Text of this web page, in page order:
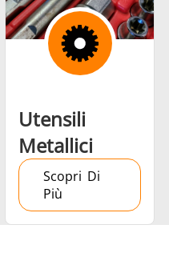
Utensili
Metallici
Scopri Di
Più